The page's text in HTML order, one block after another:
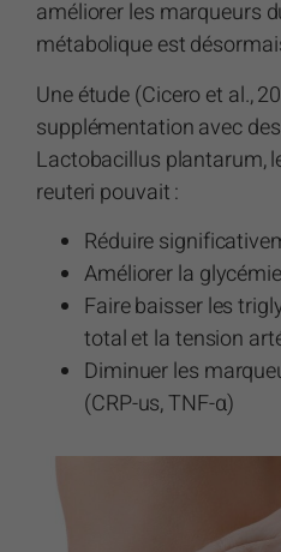
améliorer les marqueurs
métabolique est
Une étude (Cicero et al.,
supplémentation avec
Lactobacillus plantarum,
reuteri pouvait :
Réduire
Améliorer la
Faire baisser les
total et la tension
Diminuer les
(CRP-us, TNF-α)